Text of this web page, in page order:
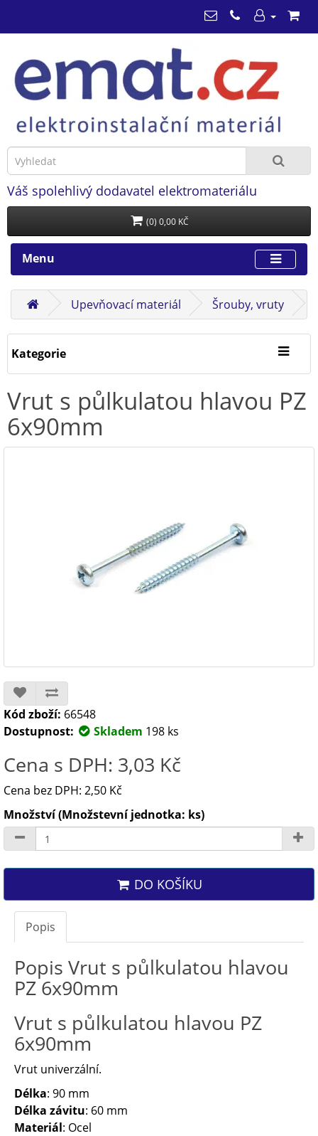
Váš spolehlivý dodavatel elektromateriálu
(0) 0,00 KČ
Menu
Upevňovací materiál Šrouby, vruty
Kategorie
Vrut s půlkulatou hlavou PZ
6x90mm
Kód zboží: 66548
Dostupnost:
Skladem 198 ks
Cena s DPH: 3,03 Kč
Cena bez DPH: 2,50 Kč
Množství (Množstevní jednotka: ks)
DO KOŠÍKU
Popis
Popis Vrut s půlkulatou hlavou
PZ 6x90mm
Vrut s půlkulatou hlavou PZ
6x90mm
Vrut univerzální.
Délka: 90 mm
Délka závitu: 60 mm
Materiál: Ocel